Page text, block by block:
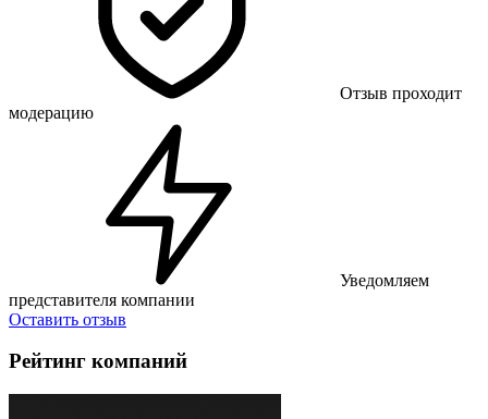
Отзыв проходит
модерацию
Уведомляем
представителя компании
Оставить отзыв
Рейтинг компаний